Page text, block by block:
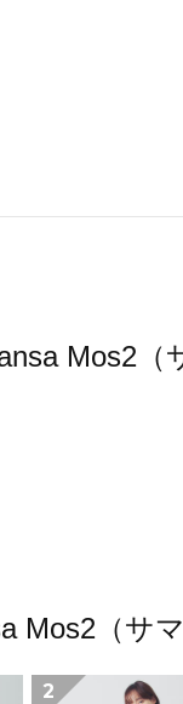
Mos2
Mos2（サ
2